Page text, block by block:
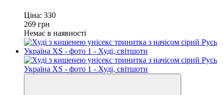
Ціна: 330
269 грн
Немає в наявності